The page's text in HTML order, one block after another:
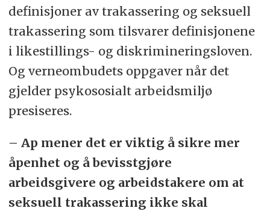
definisjoner av trakassering og seksuell
trakassering som tilsvarer definisjonene
i likestillings- og diskrimineringsloven.
Og verneombudets oppgaver når det
gjelder psykososialt arbeidsmiljø
presiseres.
– Ap mener det er viktig å sikre mer
åpenhet og å bevisstgjøre
arbeidsgivere og arbeidstakere om at
seksuell trakassering ikke skal